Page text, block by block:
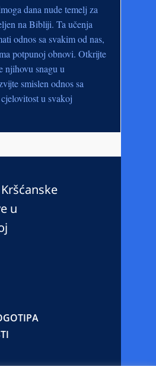
dana nude temelj za
na Bibliji. Ta učenja
odnos sa svakim od nas,
potpunoj obnovi. Otkrijte
njihovu snagu u
smislen odnos sa
u svakoj
u